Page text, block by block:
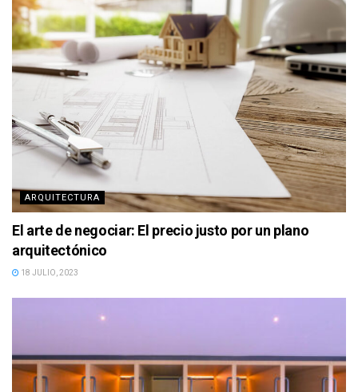
ARQUITECTURA
El arte de negociar: El precio justo por un plano
arquitectónico
18 JULIO, 2023